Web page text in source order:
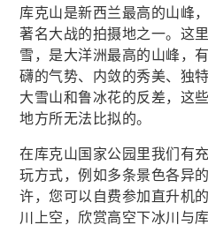
库克山是新西兰最高的山峰
著名大战的拍摄地之一。这
雪，是大洋洲最高的山峰，
礴的气势、内敛的秀美、独
大雪山和鲁冰花的反差，这
地方所无法比拟的。
在库克山国家公园里我们有
玩方式，例如多条景色各异
许，您可以自费参加直升机
川上空，欣赏高空下冰川与